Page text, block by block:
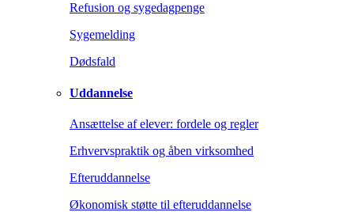
Refusion og sygedagpenge
Sygemelding
Dødsfald
Uddannelse
Ansættelse af elever: fordele og regler
Erhvervspraktik og åben virksomhed
Efteruddannelse
Økonomisk støtte til efteruddannelse